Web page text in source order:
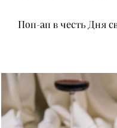
Поп-ап в честь Дня